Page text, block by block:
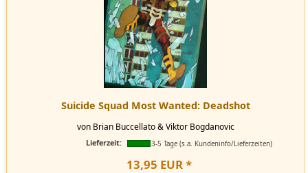
Suicide Squad Most Wanted: Deadshot
von Brian Buccellato & Viktor Bogdanovic
Lieferzeit: 3-5 Tage (s.a. Kundeninfo/Lieferzeiten)
13,95 EUR*